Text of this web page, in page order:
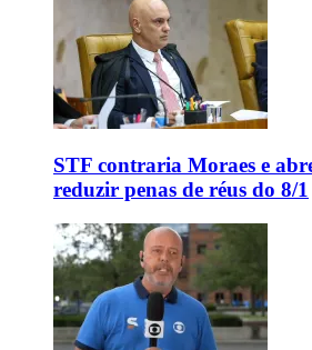
STF contraria Moraes e
reduzir penas de réus do 8/1